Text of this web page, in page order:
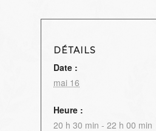
DÉTAILS
Date :
mai 16
Heure :
20 h 30 min - 22 h 00 min